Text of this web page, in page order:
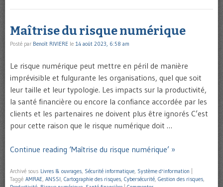
Maîtrise du risque numérique
Posté par Benoît RIVIERE le 14 août 2023, 6:58 am
Le risque numérique peut mettre en péril de manière
imprévisible et fulgurante les organisations, quel que soit
leur taille et leur typologie. Les impacts sur la productivité,
la santé financière ou encore la confiance accordée par les
clients et les partenaires ne doivent plus être ignorés C’est
pour cette raison que le risque numérique doit …
Continue reading ‘Maîtrise du risque numérique’ »
Archivé sous Livres & ouvrages, Sécurité informatique, Système d'information
Taggé AMRAE, ANSSI, Cartographie des risques, Cybersécurité, Gestion des risques,